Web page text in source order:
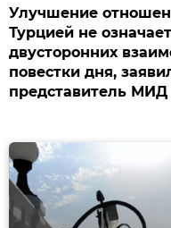
Улучшение
Турцией не
двусторонних
повестки дня,
представитель